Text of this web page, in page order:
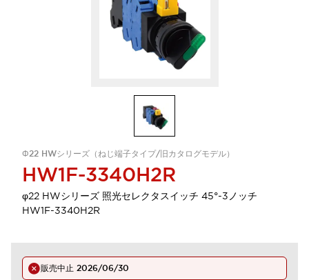
Φ22 HWシリーズ（ねじ端子タイプ/旧カタログモデル）
HW1F-3340H2R
φ22 HWシリーズ 照光セレクタスイッチ 45°-3ノッチ
HW1F-3340H2R
販売中止 2026/06/30